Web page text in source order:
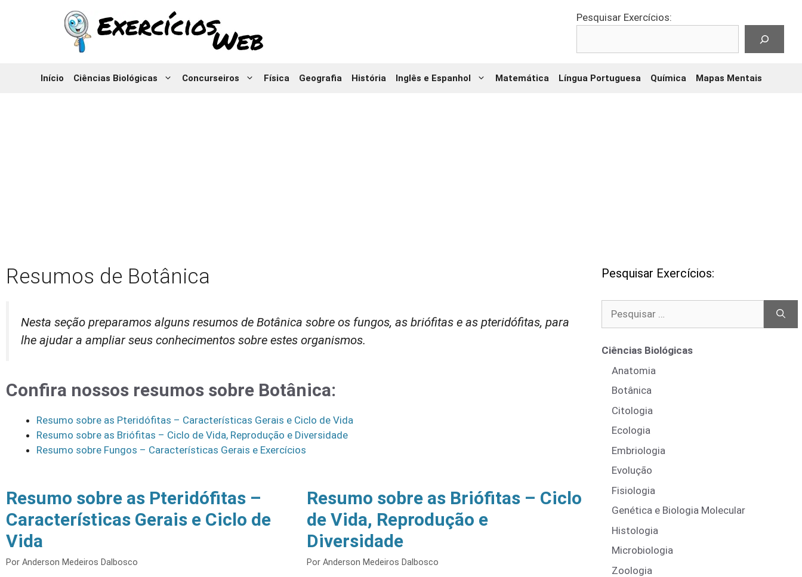
Pesquisar Exercícios:
Início Ciências Biológicas Concurseiros Física Geografia História Inglês e Espanhol Matemática Língua Portuguesa Química Mapas Mentais
Resumos de Botânica
Nesta seção preparamos alguns resumos de Botânica sobre os fungos, as briófitas e as pteridófitas, para
lhe ajudar a ampliar seus conhecimentos sobre estes organismos.
Confira nossos resumos sobre Botânica:
Resumo sobre as Pteridófitas – Características Gerais e Ciclo de Vida
Resumo sobre as Briófitas – Ciclo de Vida, Reprodução e Diversidade
Resumo sobre Fungos – Características Gerais e Exercícios
Resumo sobre as Pteridófitas –
Características Gerais e Ciclo de
Vida
Por Anderson Medeiros Dalbosco
Resumo sobre as Briófitas – Ciclo
de Vida, Reprodução e
Diversidade
Por Anderson Medeiros Dalbosco
Pesquisar Exercícios:
Ciências Biológicas
Anatomia
Botânica
Citologia
Ecologia
Embriologia
Evolução
Fisiologia
Genética e Biologia Molecular
Histologia
Microbiologia
Zoologia